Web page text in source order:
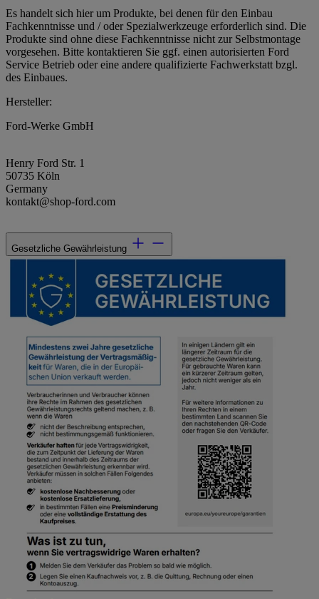
Es handelt sich hier um Produkte, bei denen für den Einbau
Fachkenntnisse und / oder Spezialwerkzeuge erforderlich sind. Die
Produkte sind ohne diese Fachkenntnisse nicht zur Selbstmontage
vorgesehen. Bitte kontaktieren Sie ggf. einen autorisierten Ford
Service Betrieb oder eine andere qualifizierte Fachwerkstatt bzgl.
des Einbaues.
Hersteller:
Ford-Werke GmbH
Henry Ford Str. 1
50735 Köln
Germany
kontakt@shop-ford.com
Gesetzliche Gewährleistung